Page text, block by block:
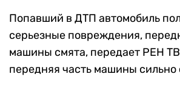
Попавший в ДТП автомобиль
серьезные повреждения,
машины смята, передает РЕН
передняя часть машины сильно